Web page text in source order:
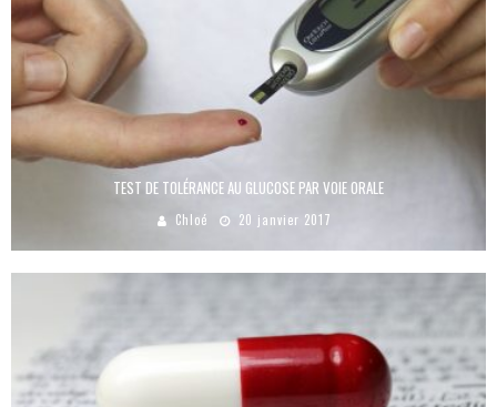
TEST DE TOLÉRANCE AU GLUCOSE PAR VOIE ORALE
Chloé 20 janvier 2017